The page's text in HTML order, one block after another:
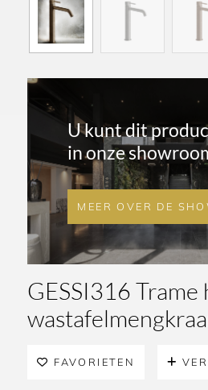
U kunt dit
in onze
MEER OVER DE
GESSI316 Trame
FAVORIETEN